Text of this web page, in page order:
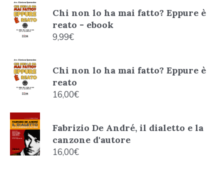
Chi non lo ha mai fatto? Eppure è
reato - ebook
9,99€
Chi non lo ha mai fatto? Eppure è
reato
16,00€
Fabrizio De André, il dialetto e la
canzone d'autore
16,00€